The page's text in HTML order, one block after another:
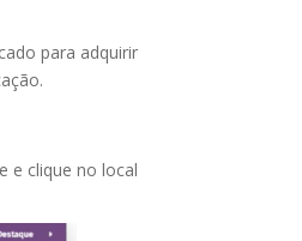
para adquirir
e clique no local